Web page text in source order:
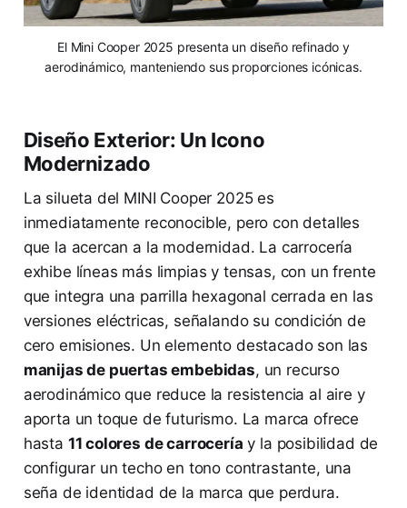
El Mini Cooper 2025 presenta un diseño refinado y
aerodinámico, manteniendo sus proporciones icónicas.
Diseño Exterior: Un Icono
Modernizado
La silueta del MINI Cooper 2025 es
inmediatamente reconocible, pero con detalles
que la acercan a la modernidad. La carrocería
exhibe líneas más limpias y tensas, con un frente
que integra una parrilla hexagonal cerrada en las
versiones eléctricas, señalando su condición de
cero emisiones. Un elemento destacado son las
manijas de puertas embebidas, un recurso
aerodinámico que reduce la resistencia al aire y
aporta un toque de futurismo. La marca ofrece
hasta 11 colores de carrocería y la posibilidad de
configurar un techo en tono contrastante, una
seña de identidad de la marca que perdura.